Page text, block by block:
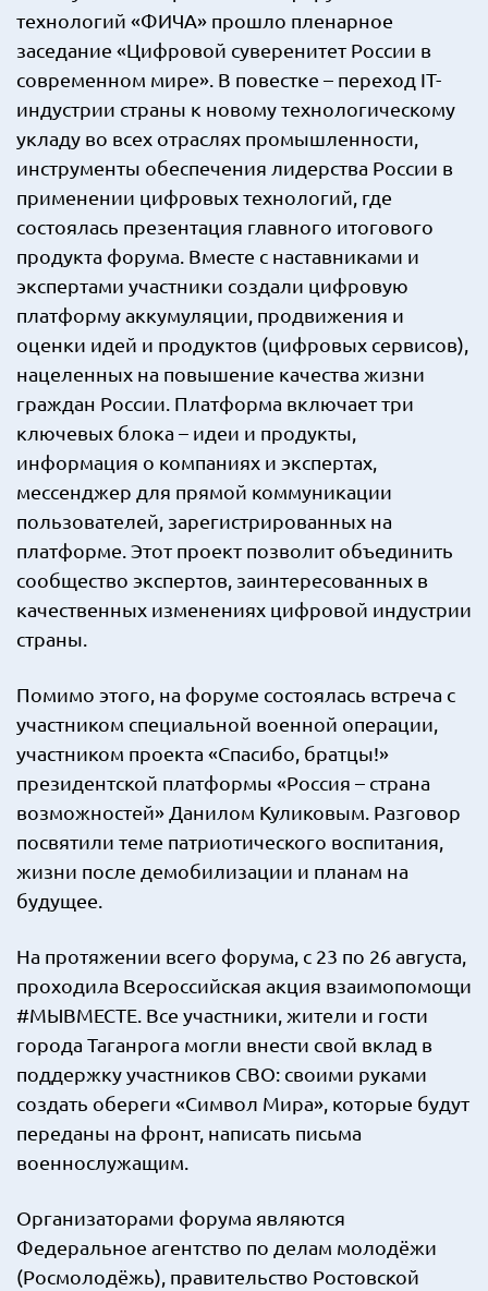
технологий «ФИЧА» прошло пленарное
заседание «Цифровой суверенитет России в
современном мире». В повестке – переход IT-
индустрии страны к новому технологическому
укладу во всех отраслях промышленности,
инструменты обеспечения лидерства России в
применении цифровых технологий, где
состоялась презентация главного итогового
продукта форума. Вместе с наставниками и
экспертами участники создали цифровую
платформу аккумуляции, продвижения и
оценки идей и продуктов (цифровых сервисов),
нацеленных на повышение качества жизни
граждан России. Платформа включает три
ключевых блока – идеи и продукты,
информация о компаниях и экспертах,
мессенджер для прямой коммуникации
пользователей, зарегистрированных на
платформе. Этот проект позволит объединить
сообщество экспертов, заинтересованных в
качественных изменениях цифровой индустрии
страны.
Помимо этого, на форуме состоялась встреча с
участником специальной военной операции,
участником проекта «Спасибо, братцы!»
президентской платформы «Россия – страна
возможностей» Данилом Куликовым. Разговор
посвятили теме патриотического воспитания,
жизни после демобилизации и планам на
будущее.
На протяжении всего форума, с 23 по 26 августа,
проходила Всероссийская акция взаимопомощи
#МЫВМЕСТЕ. Все участники, жители и гости
города Таганрога могли внести свой вклад в
поддержку участников СВО: своими руками
создать обереги «Символ Мира», которые будут
переданы на фронт, написать письма
военнослужащим.
Организаторами форума являются
Федеральное агентство по делам молодёжи
(Росмолодёжь), правительство Ростовской